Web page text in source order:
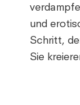
und
Schritt,
Sie